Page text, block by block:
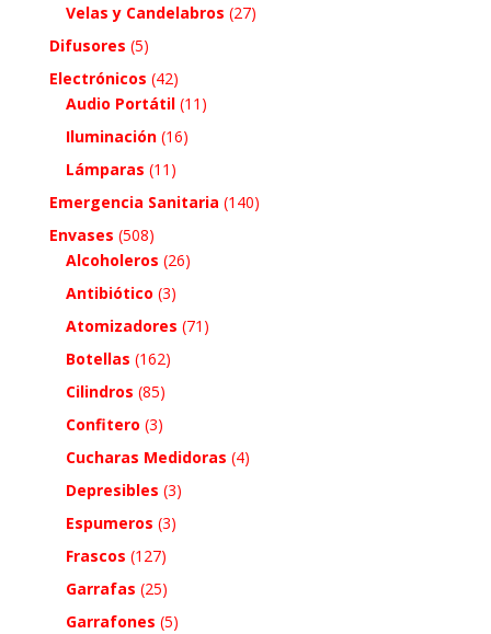
Velas y Candelabros (27)
Difusores (5)
Electrónicos (42)
Audio Portátil (11)
Iluminación (16)
Lámparas (11)
Emergencia Sanitaria (140)
Envases (508)
Alcoholeros (26)
Antibiótico (3)
Atomizadores (71)
Botellas (162)
Cilindros (85)
Confitero (3)
Cucharas Medidoras (4)
Depresibles (3)
Espumeros (3)
Frascos (127)
Garrafas (25)
Garrafones (5)